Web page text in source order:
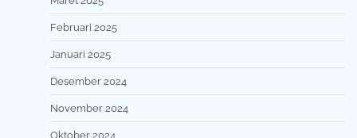
Februari 2025
Januari 2025
Desember 2024
November 2024
Oktober 2024